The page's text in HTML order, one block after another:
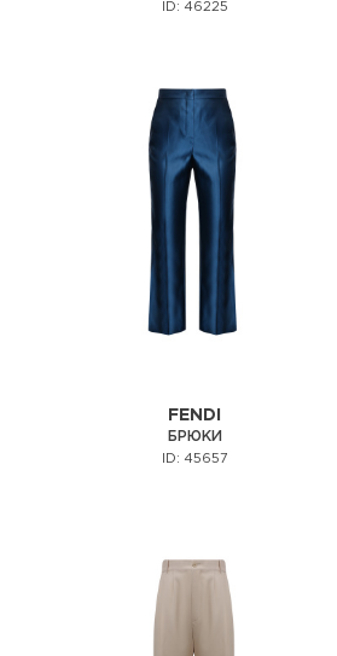
ID: 46225
FENDI
БРЮКИ
ID: 45657